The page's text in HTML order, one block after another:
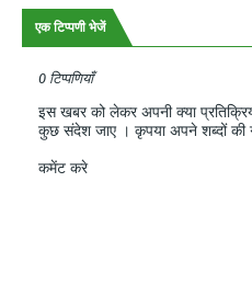
एक टिप्पणी भेजें
0 टिप्पणियाँ
इस खबर को लेकर अपनी क्या
कुछ संदेश जाए । कृपया अपने शब्दों की
कमेंट करे